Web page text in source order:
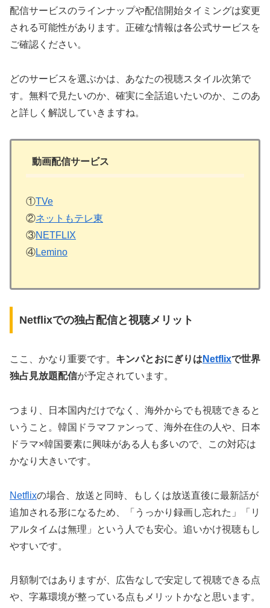
配信サービスのラインナップや配信開始タイミングは変更
される可能性があります。正確な情報は各公式サービスを
ご確認ください。
どのサービスを選ぶかは、あなたの視聴スタイル次第で
す。無料で見たいのか、確実に全話追いたいのか、このあ
と詳しく解説していきますね。
動画配信サービス
①TVe
②ネットもテレ東
③NETFLIX
④Lemino
Netflixでの独占配信と視聴メリット
ここ、かなり重要です。 キンパとおにぎりは Netflixで世界
独占見放題配信が予定されています。
つまり、日本国内だけでなく、海外からでも視聴できると
いうこと。韓国ドラマファンって、海外在住の人や、日本
ドラマ×韓国要素に興味がある人も多いので、この対応は
かなり大きいです。
Netflixの場合、放送と同時、もしくは放送直後に最新話が
追加される形になるため、「うっかり録画し忘れた」「リ
アルタイムは無理」という人でも安心。追いかけ視聴もし
やすいです。
月額制ではありますが、広告なしで安定して視聴できる点
や、字幕環境が整っている点もメリットかなと思います。